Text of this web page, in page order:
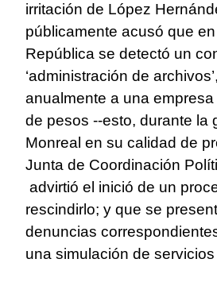
irritación de López
públicamente acusó que
República se detectó un
‘administración de
anualmente a una
de pesos --esto, durante la
Monreal en su calidad de
Junta de Coordinación
advirtió el inició de un
rescindirlo; y que se
denuncias
una simulación de